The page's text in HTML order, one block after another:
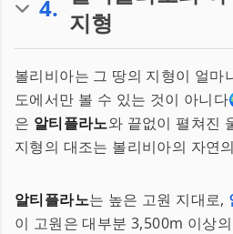
4. 지형
볼리비아는 그 땅의 지형이 얼마
도에서만 볼 수 있는 것이 아니
은 알티플라노와 끝없이 펼쳐진
지형의 대조는 볼리비아의 자연
알티플라노는 높은 고원 지대로,
이 고원은 대부분 3,500m 이상